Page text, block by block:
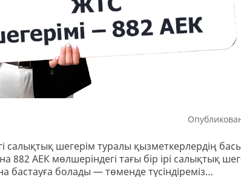
шегерім туралы қызметкерлердің басым
АЕК мөлшеріндегі тағы бір ірі салықтық
бастауға болады — төменде түсіндіреміз…